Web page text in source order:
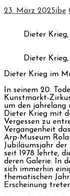
23. März 2025ibe
Dieter Krieg,
Dieter Krieg,
Dieter Krieg im
In seinem 20.
Kunstmarkt-
um den jahrelang
Dieter Krieg mit
Vergessen zu
Vergangenheit
Arp-Museum
Jubiläumsjahr
seit 1978 lehrte,
deren Galerie. In
sich immerhin
thematischen
Erscheinung